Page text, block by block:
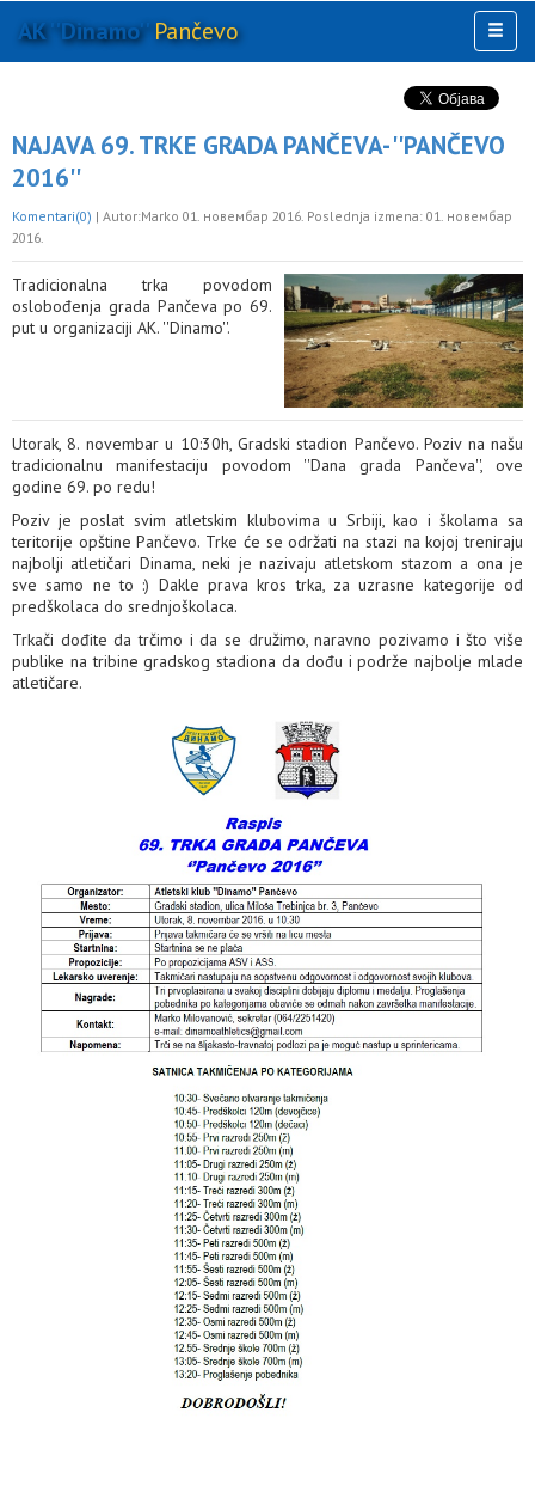
AK ''Dinamo'' Pančevo
MULTIMEDIJA
OSTALO
NAJAVA 69. TRKE GRADA PANČEVA- ''PANČEVO
2016''
Komentari(0) | Autor:Marko 01. новембар 2016. Poslednja izmena: 01. новембар
2016.
Tradicionalna trka povodom
oslobođenja grada Pančeva po 69.
put u organizaciji AK. ''Dinamo''.
Utorak, 8. novembar u 10:30h, Gradski stadion Pančevo. Poziv na našu
tradicionalnu manifestaciju povodom ''Dana grada Pančeva'', ove
godine 69. po redu!
Poziv je poslat svim atletskim klubovima u Srbiji, kao i školama sa
teritorije opštine Pančevo. Trke će se održati na stazi na kojoj treniraju
najbolji atletičari Dinama, neki je nazivaju atletskom stazom a ona je
sve samo ne to :) Dakle prava kros trka, za uzrasne kategorije od
predškolaca do srednjoškolaca.
Trkači dođite da trčimo i da se družimo, naravno pozivamo i što više
publike na tribine gradskog stadiona da dođu i podrže najbolje mlade
atletičare.